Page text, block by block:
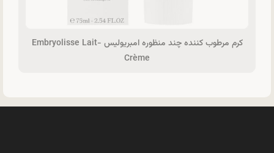
کرم مرطوب کننده چند منظوره امبریولیس Embryolisse Lait-
Crème